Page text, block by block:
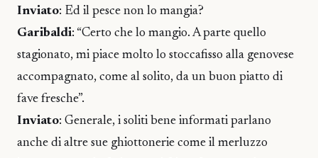
Inviato: Ed il pesce non lo mangia?
Garibaldi: “Certo che lo mangio. A parte quello
stagionato, mi piace molto lo stoccafisso alla genovese
accompagnato, come al solito, da un buon piatto di
fave fresche”.
Inviato: Generale, i soliti bene informati parlano
anche di altre sue ghiottonerie come il merluzzo